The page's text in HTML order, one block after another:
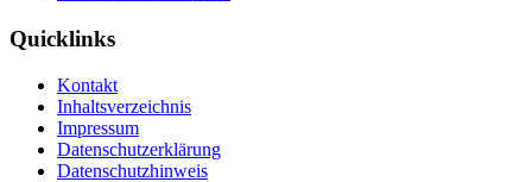
Quicklinks
Kontakt
Inhaltsverzeichnis
Impressum
Datenschutzerklärung
Datenschutzhinweis